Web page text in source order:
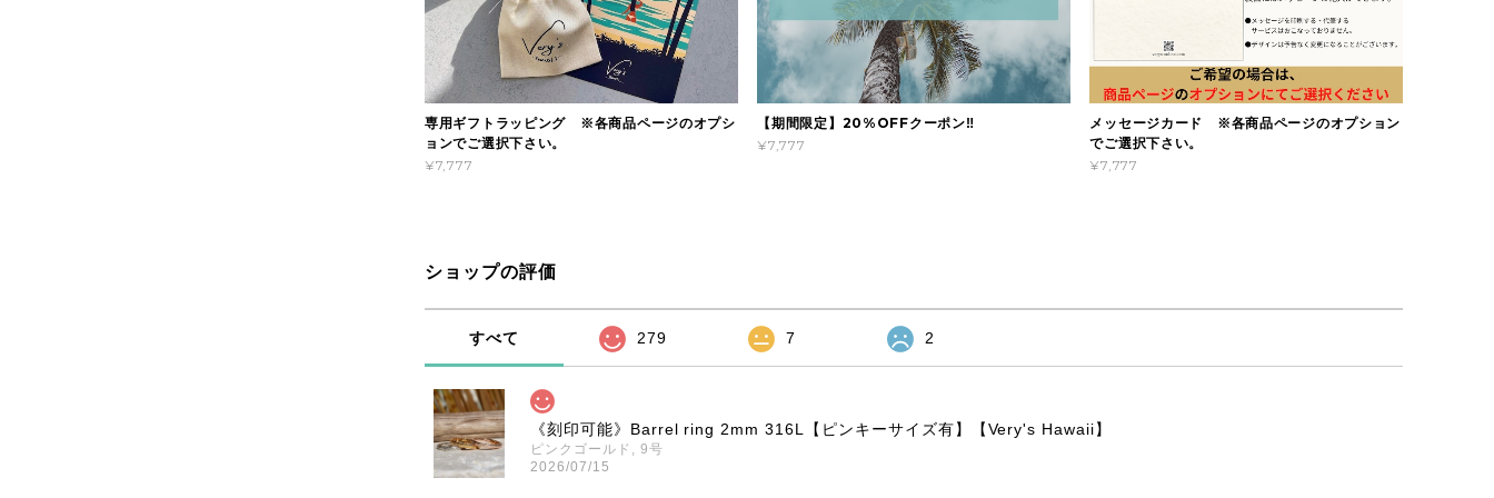
専用ギフトラッピング ※各商品ページのオプシ
ョンでご選択下さい。
¥7,777
【期間限定】20%OFFクーポン‼
¥7,777
メッセージカード ※各商品ページのオプション
でご選択下さい。
¥7,777
ショップの評価
すべて 279 7 2
《刻印可能》Barrel ring 2mm 316L【ピンキーサイズ有】【Very's Hawaii】
ピンクゴールド, 9号
2026/07/15